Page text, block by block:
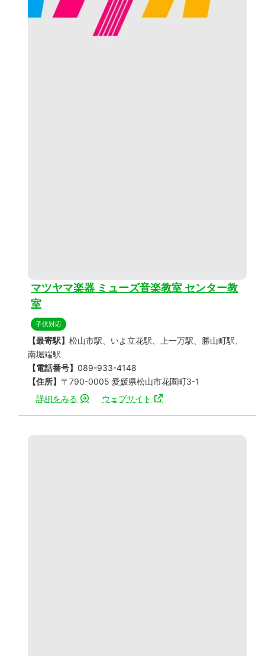
マツヤマ楽器 ミューズ音楽教室 センター教
室
子供対応
【最寄駅】 松山市駅、いよ立花駅、上一万駅、勝山町駅、
南堀端駅
【電話番号】 089-933-4148
【住所】 〒790-0005 愛媛県松山市花園町3-1
詳細をみる
ウェブサイト